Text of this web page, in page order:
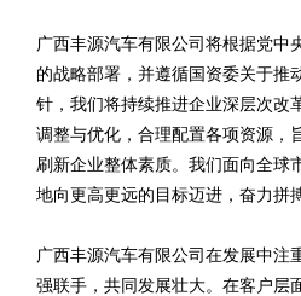
广西丰源汽车有限公司将根据党中
的战略部署，并遵循国资委关于推
针，我们将持续推进企业深层次改
调整与优化，合理配置各项资源，
刷新企业整体素质。我们面向全球
地向更高更远的目标迈进，奋力拼
广西丰源汽车有限公司在发展中注
强联手，共同发展壮大。在客户层